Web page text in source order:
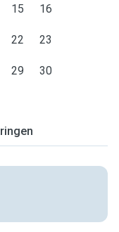
15 16
22 23
29 30